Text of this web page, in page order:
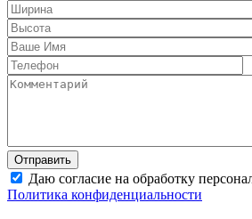
Даю согласие на обработку
Политика конфиденциальности